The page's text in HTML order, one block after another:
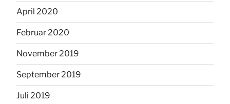
April 2020
Februar 2020
November 2019
September 2019
Juli 2019